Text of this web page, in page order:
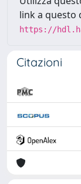
link a questo
https://
Citazioni